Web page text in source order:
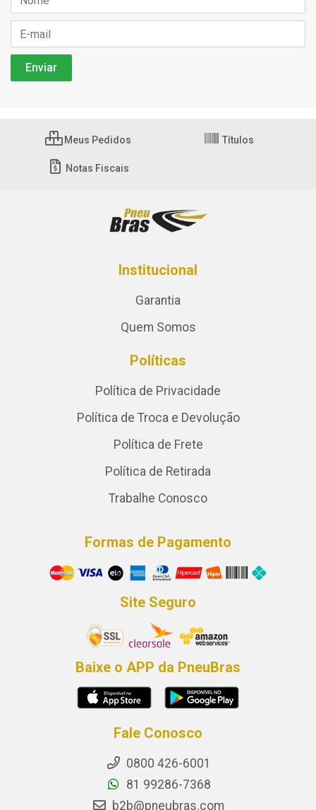
Meus Pedidos Títulos
Notas Fiscais
Institucional
Garantia
Quem Somos
Políticas
Política de Privacidade
Política de Troca e Devolução
Política de Frete
Política de Retirada
Trabalhe Conosco
Formas de Pagamento
Site Seguro
Baixe o APP da PneuBras
Fale Conosco
0800 426-6001
81 99286-7368
b2b@pneubras.com